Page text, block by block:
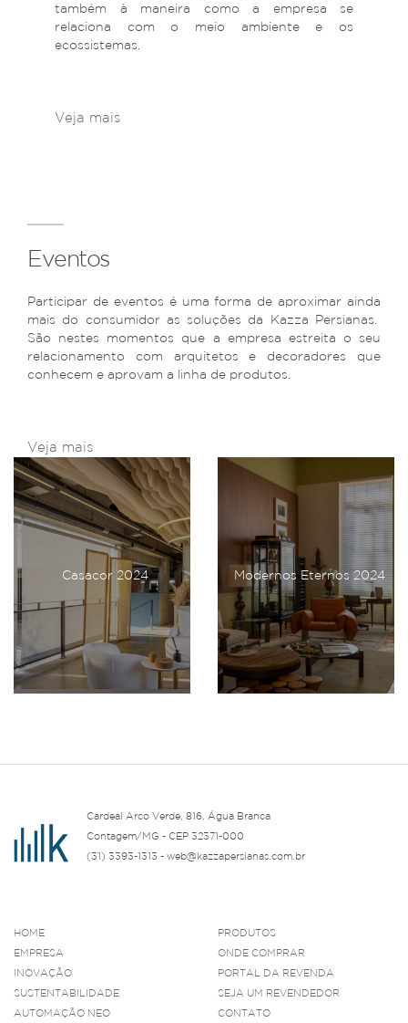
também à maneira como a empresa se
relaciona com o meio ambiente e os
ecossistemas.
Veja mais
Eventos
Participar de eventos é uma forma de aproximar ainda
mais do consumidor as soluções da Kazza Persianas.
São nestes momentos que a empresa estreita o seu
relacionamento com arquitetos e decoradores que
conhecem e aprovam a linha de produtos.
Veja mais
Casacor 2024 Modernos Eternos 2024
Cardeal Arco Verde, 816, Água Branca
Contagem/MG - CEP 32371-000
(31) 3393-1313 - web@kazzapersianas.com.br
HOME
EMPRESA
INOVAÇÃO
SUSTENTABILIDADE
AUTOMAÇÃO NEO
PRODUTOS
ONDE COMPRAR
PORTAL DA REVENDA
SEJA UM REVENDEDOR
CONTATO